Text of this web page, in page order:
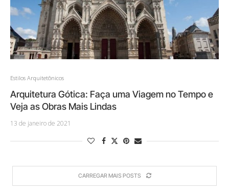
Estilos Arquitetônicos
Arquitetura Gótica: Faça uma Viagem no Tempo e
Veja as Obras Mais Lindas
13 de janeiro de 2021
CARREGAR MAIS POSTS